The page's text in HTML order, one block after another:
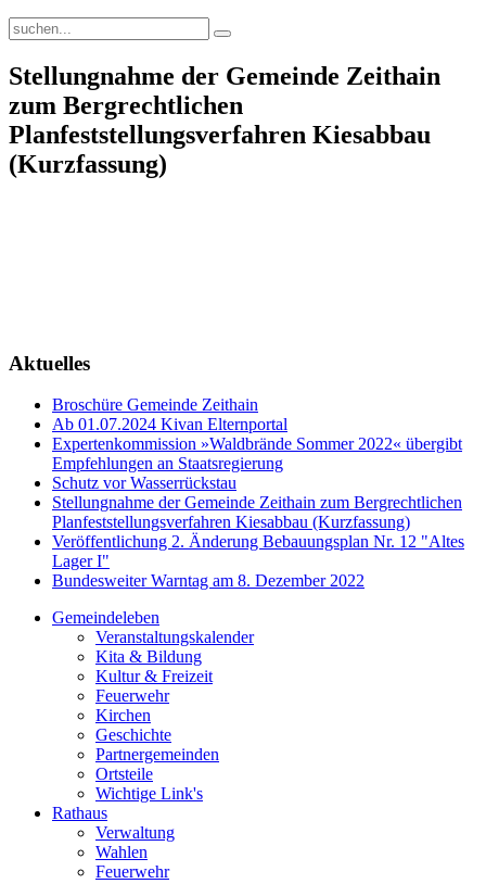
Stellungnahme der Gemeinde Zeithain
zum Bergrechtlichen
Planfeststellungsverfahren Kiesabbau
(Kurzfassung)
Aktuelles
Broschüre Gemeinde Zeithain
Ab 01.07.2024 Kivan Elternportal
Expertenkommission »Waldbrände Sommer 2022« übergibt
Empfehlungen an Staatsregierung
Schutz vor Wasserrückstau
Stellungnahme der Gemeinde Zeithain zum Bergrechtlichen
Planfeststellungsverfahren Kiesabbau (Kurzfassung)
Veröffentlichung 2. Änderung Bebauungsplan Nr. 12 "Altes
Lager I"
Bundesweiter Warntag am 8. Dezember 2022
Gemeindeleben
Veranstaltungskalender
Kita & Bildung
Kultur & Freizeit
Feuerwehr
Kirchen
Geschichte
Partnergemeinden
Ortsteile
Wichtige Link's
Rathaus
Verwaltung
Wahlen
Feuerwehr